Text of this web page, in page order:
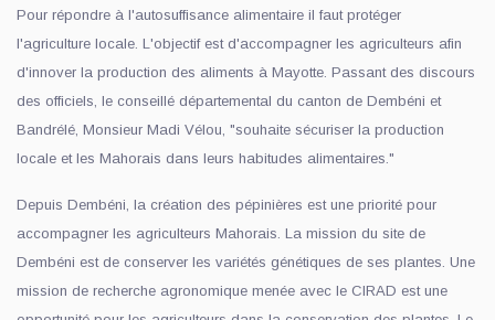
Pour répondre à l'autosuffisance alimentaire il faut protéger
l'agriculture locale. L'objectif est d'accompagner les agriculteurs afin
d'innover la production des aliments à Mayotte. Passant des discours
des officiels, le conseillé départemental du canton de Dembéni et
Bandrélé, Monsieur Madi Vélou, "souhaite sécuriser la production
locale et les Mahorais dans leurs habitudes alimentaires."
Depuis Dembéni, la création des pépinières est une priorité pour
accompagner les agriculteurs Mahorais. La mission du site de
Dembéni est de conserver les variétés génétiques de ses plantes. Une
mission de recherche agronomique menée avec le CIRAD est une